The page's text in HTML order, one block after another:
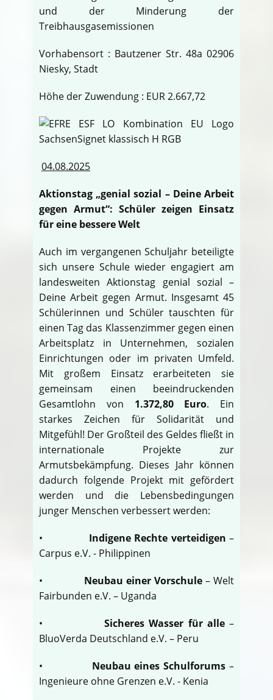
und der Minderung der
Treibhausgasemissionen
Vorhabensort : Bautzener Str. 48a 02906
Niesky, Stadt
Höhe der Zuwendung : EUR 2.667,72
04.08.2025
Aktionstag „genial sozial – Deine Arbeit
gegen Armut“: Schüler zeigen Einsatz
für eine bessere Welt
Auch im vergangenen Schuljahr beteiligte
sich unsere Schule wieder engagiert am
landesweiten Aktionstag genial sozial –
Deine Arbeit gegen Armut. Insgesamt 45
Schülerinnen und Schüler tauschten für
einen Tag das Klassenzimmer gegen einen
Arbeitsplatz in Unternehmen, sozialen
Einrichtungen oder im privaten Umfeld.
Mit großem Einsatz erarbeiteten sie
gemeinsam einen beeindruckenden
Gesamtlohn von 1.372,80 Euro. Ein
starkes Zeichen für Solidarität und
Mitgefühl! Der Großteil des Geldes fließt in
internationale Projekte zur
Armutsbekämpfung. Dieses Jahr können
dadurch folgende Projekt mit gefördert
werden und die Lebensbedingungen
junger Menschen verbessert werden:
• Indigene Rechte verteidigen –
Carpus e.V. - Philippinen
• Neubau einer Vorschule – Welt
Fairbunden e.V. – Uganda
•Sicheres Wasser für alle–
BluoVerda Deutschland e.V. – Peru
• Neubau eines Schulforums –
Ingenieure ohne Grenzen e.V. - Kenia